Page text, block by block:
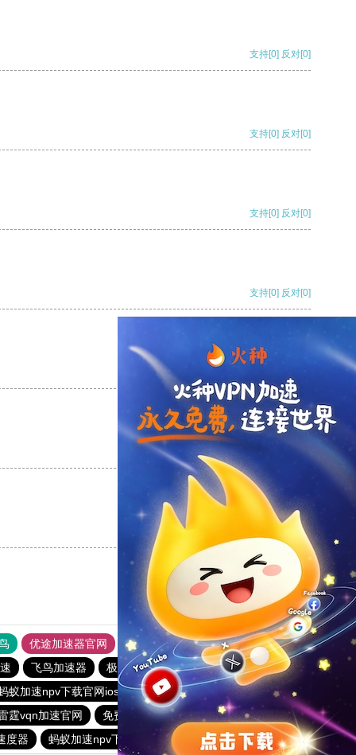
支持[0] 反对[0]
支持[0] 反对[0]
支持[0] 反对[0]
支持[0] 反对[0]
反对
反对[0]
优途加速器官网 风驰加速器 旋风加速器
八戒看书
飞鸟加速器 极光加速器
快连vρn加速器
蚁加速npv下载官网ios ios加速器
快连加速器app
霆vqn加速官网 免费vqn加速外网
猎豹加速器
度器 蚂蚁加速npv下载官网ios ios加速器